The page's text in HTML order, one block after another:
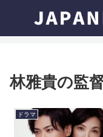
林雅貴の監
ドラマ